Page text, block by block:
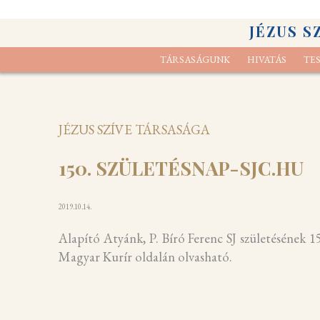
JÉZUS
TÁRSASÁGUNK HIVATÁS
JÉZUS SZÍVE TÁRSASÁGA
150. SZÜLETÉSNAP-SJC.HU
2019.10.14.
Alapító Atyánk, P. Bíró Ferenc SJ születésének
Magyar Kurír oldalán olvasható.